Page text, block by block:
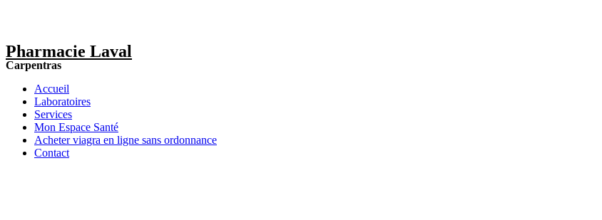
Pharmacie Laval
Carpentras
Accueil
Laboratoires
Services
Mon Espace Santé
Acheter viagra en ligne sans ordonnance
Contact